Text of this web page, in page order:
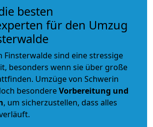
besten
für den Umzug
Finsterwalde sind eine stressige
besonders wenn sie über große
Umzüge von Schwerin
besondereVorbereitung und
, um sicherzustellen, dass alles